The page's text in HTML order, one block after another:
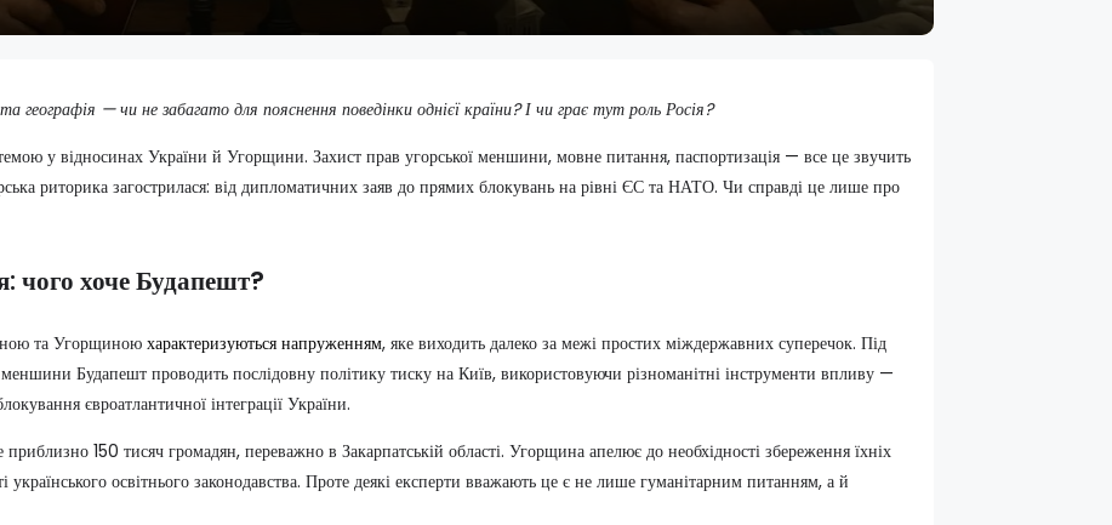
географія — чи не забагато для пояснення поведінки однієї країни? І чи грає тут роль Росія?
у відносинах України й Угорщини. Захист прав угорської меншини, мовне питання, паспортизація — все це звучить
риторика загострилася: від дипломатичних заяв до прямих блокувань на рівні ЄС та НАТО. Чи справді це лише про
чого хоче Будапешт?
та Угорщиноюхарактеризуються напруженням, яке виходить далеко за межі простих міждержавних суперечок. Під
Будапешт проводить послідовну політику тиску на Київ, використовуючи різноманітні інструменти впливу —
євроатлантичної інтеграції України.
150 тисяч громадян, переважно в Закарпатській області. Угорщина апелює до необхідності збереження їхніх
українського освітнього законодавства. Проте деякі експерти вважають це є не лише гуманітарним питанням, а й